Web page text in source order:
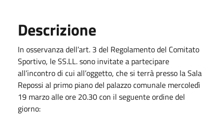
Descrizione
In osservanza dell’art. 3 del Regolamento del Comitato
Sportivo, le SS.LL. sono invitate a partecipare
all’incontro di cui all’oggetto, che si terrà presso la Sala
Repossi al primo piano del palazzo comunale mercoledì
19 marzo alle ore 20.30 con il seguente ordine del
giorno: